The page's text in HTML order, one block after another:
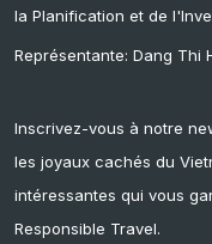
la Planification et de
Représentante: Dang Thi
Inscrivez-vous à notre
les joyaux cachés du
intéressantes qui vous
Responsible Travel.